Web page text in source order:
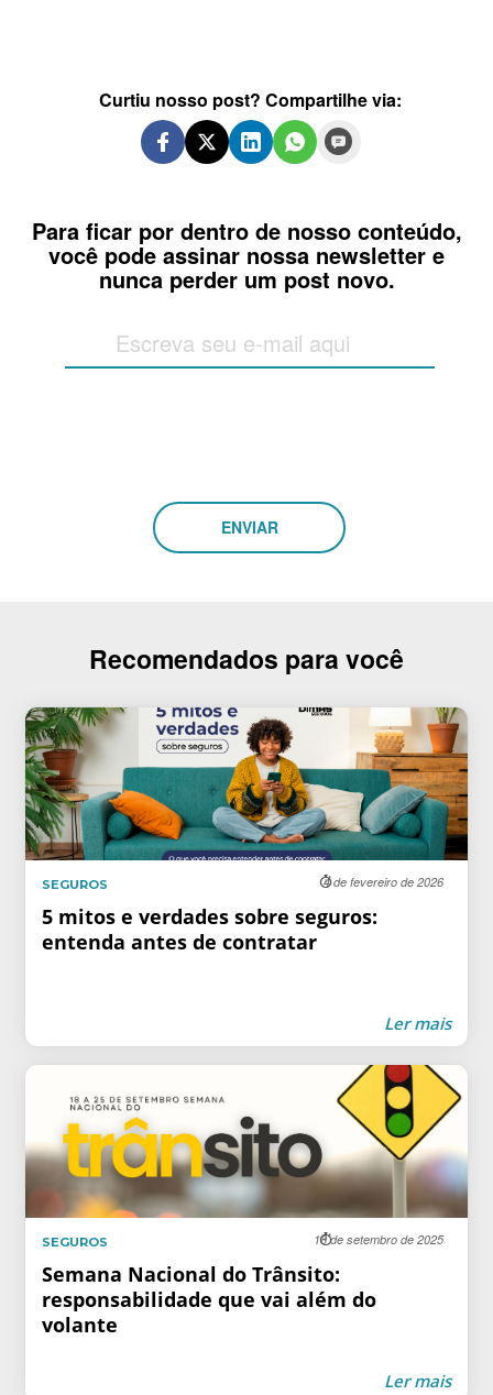
Curtiu nosso post? Compartilhe via:
Para ficar por dentro de nosso conteúdo,
você pode assinar nossa newsletter e
nunca perder um post novo.
Recomendados para você
SEGUROS 4 de fevereiro de 2026
5 mitos e verdades sobre seguros:
entenda antes de contratar
Ler mais
SEGUROS 18 de setembro de 2025
Semana Nacional do Trânsito:
responsabilidade que vai além do
volante
Ler mais